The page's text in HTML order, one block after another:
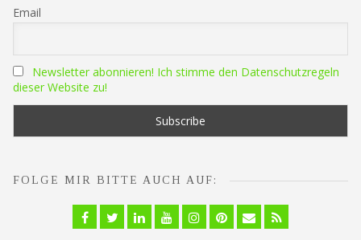
Email
Newsletter abonnieren! Ich stimme den Datenschutzregeln
dieser Website zu!
FOLGE MIR BITTE AUCH AUF:
Facebook
TwitterLinkedinYouTubeInstagram
PinterestEmailRSS